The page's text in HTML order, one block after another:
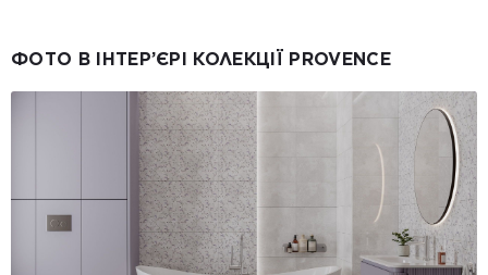
ФОТО В ІНТЕР’ЄРІ КОЛЕКЦІЇ PROVENCE